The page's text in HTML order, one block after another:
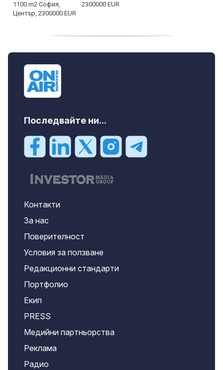
2300000 EUR
Последвайте ни...
Контакти
За нас
Поверителност
Условия за ползване
Редакционни стандарти
Портфолио
Екип
PRESS
Медийни партньорства
Реклама
Радио